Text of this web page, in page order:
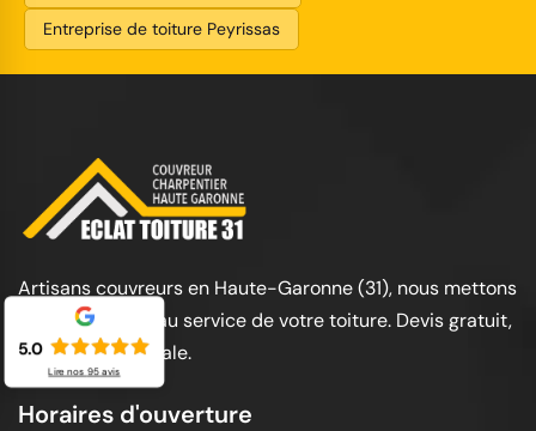
Entreprise de toiture Peyrissas
Artisans couvreurs en Haute-Garonne (31), nous mettons
notre expertise au service de votre toiture. Devis gratuit,
garantie décennale.
Horaires d'ouverture
5.0
Lire nos 95avis